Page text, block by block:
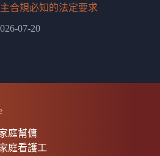
合規必知的法定要求
07-20
庭幫傭
庭看護工